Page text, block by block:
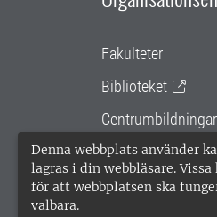
Denna webbplats använder
lagras i din webbläsare.
för att webbplatsen ska
valbara.
Fakulteter
Biblioteket
samarbetsprojekt
Gemensamma